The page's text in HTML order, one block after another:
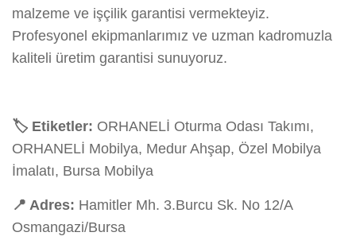
malzeme ve işçilik garantisi vermekteyiz.
Profesyonel ekipmanlarımız ve uzman kadromuzla
kaliteli üretim garantisi sunuyoruz.
🏷️ Etiketler: ORHANELİ Oturma Odası Takımı,
ORHANELİ Mobilya, Medur Ahşap, Özel Mobilya
İmalatı, Bursa Mobilya
📍 Adres: Hamitler Mh. 3.Burcu Sk. No 12/A
Osmangazi/Bursa